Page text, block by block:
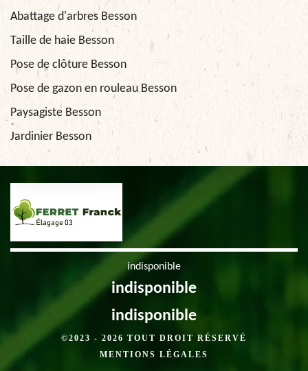
Abattage d'arbres Besson
Taille de haie Besson
Pose de clôture Besson
Pose de gazon en rouleau Besson
Paysagiste Besson
Jardinier Besson
indisponible
indisponible
indisponible
©2023 - 2026 TOUT DROIT RÉSERVÉ
MENTIONS LÉGALES